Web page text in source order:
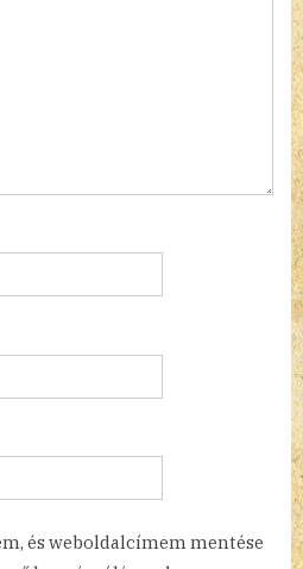
és weboldalcímem mentése